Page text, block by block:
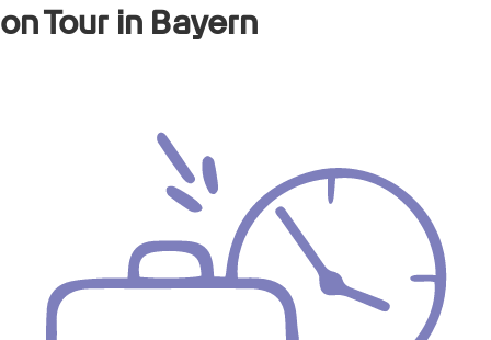
on Tour in Bayern